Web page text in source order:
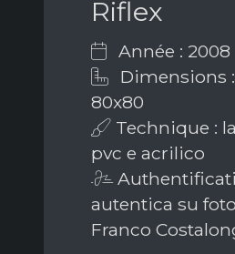
Riflex
Année : 2008
Dimensions
80x80
Technique :
pvc e acrilico
autentica su
Franco